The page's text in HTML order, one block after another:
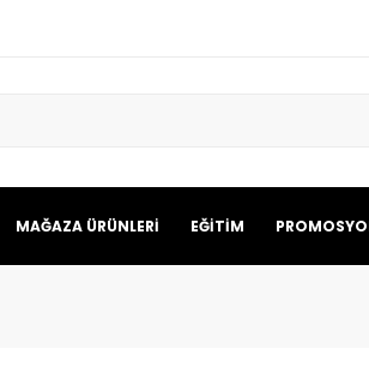
MAĞAZA ÜRÜNLERİ EĞİTİM